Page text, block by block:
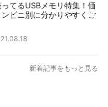
てるUSBメモリ特集！価
ビニ別に分かりやすくご
新着記事をもっと見る